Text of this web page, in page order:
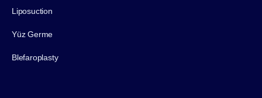
Liposuction
Yüz Germe
Blefaroplasty